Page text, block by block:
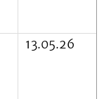
13.05.26